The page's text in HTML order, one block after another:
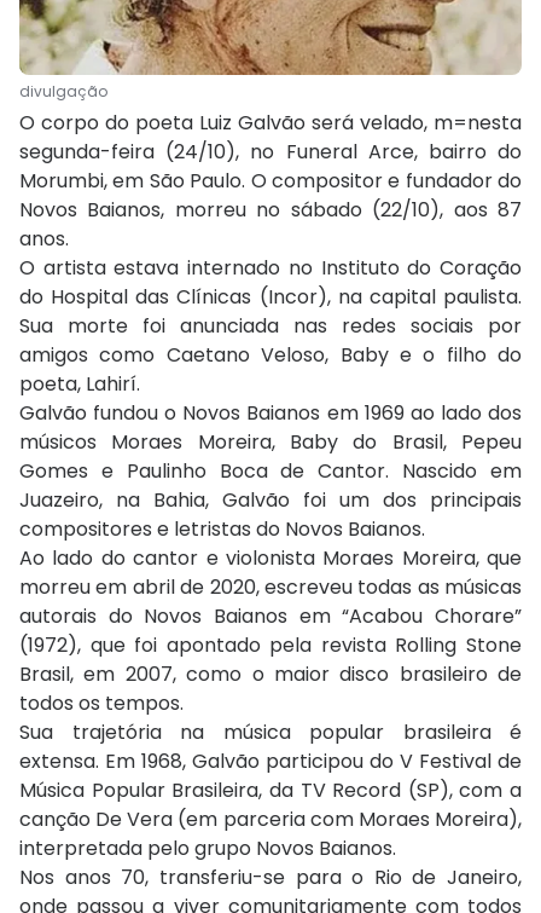
divulgação
O corpo do poeta Luiz Galvão será velado, m=nesta
segunda-feira (24/10), no Funeral Arce, bairro do
Morumbi, em São Paulo. O compositor e fundador do
Novos Baianos, morreu no sábado (22/10), aos 87
anos.
O artista estava internado no Instituto do Coração
do Hospital das Clínicas (Incor), na capital paulista.
Sua morte foi anunciada nas redes sociais por
amigos como Caetano Veloso, Baby e o filho do
poeta, Lahirí.
Galvão fundou o Novos Baianos em 1969 ao lado dos
músicos Moraes Moreira, Baby do Brasil, Pepeu
Gomes e Paulinho Boca de Cantor. Nascido em
Juazeiro, na Bahia, Galvão foi um dos principais
compositores e letristas do Novos Baianos.
Ao lado do cantor e violonista Moraes Moreira, que
morreu em abril de 2020, escreveu todas as músicas
autorais do Novos Baianos em “Acabou Chorare”
(1972), que foi apontado pela revista Rolling Stone
Brasil, em 2007, como o maior disco brasileiro de
todos os tempos.
Sua trajetória na música popular brasileira é
extensa. Em 1968, Galvão participou do V Festival de
Música Popular Brasileira, da TV Record (SP), com a
canção De Vera (em parceria com Moraes Moreira),
interpretada pelo grupo Novos Baianos.
Nos anos 70, transferiu-se para o Rio de Janeiro,
onde passou a viver comunitariamente com todos